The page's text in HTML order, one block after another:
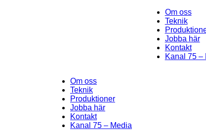
Om oss
Teknik
Jobba här
Kontakt
Kanal 75 –
Om oss
Teknik
Produktioner
Jobba här
Kontakt
Kanal 75 – Media